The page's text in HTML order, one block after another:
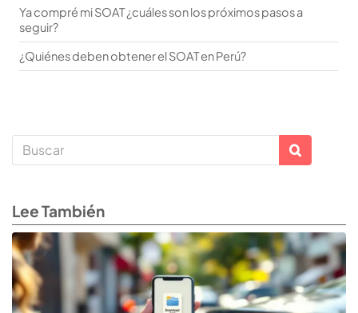
Ya compré mi SOAT ¿cuáles son los próximos pasos a
seguir?
¿Quiénes deben obtener el SOAT en Perú?
Lee También